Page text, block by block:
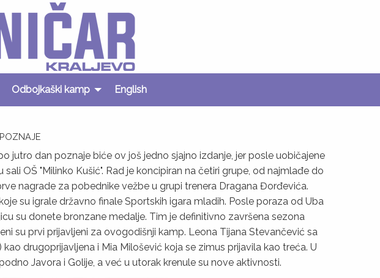
Odbojkaški kamp English
jutro dan poznaje biće ov još jedno sjajno izdanje, jer posle uobičajene
OŠ "Milinko Kušić". Rad je koncipiran na četiri grupe, od najmlađe do
nagrade za pobednike vežbe u grupi trenera Dragana Đorđevića.
su igrale državno finale Sportskih igara mladih. Posle poraza od Uba
su donete bronzane medalje. Tim je definitivno završena sezona
su prvi prijavljeni za ovogodišnji kamp. Leona Tijana Stevančević sa
drugoprijavljena i Mia Milošević koja se zimus prijavila kao treća. U
Javora i Golije, a već u utorak krenule su nove aktivnosti.